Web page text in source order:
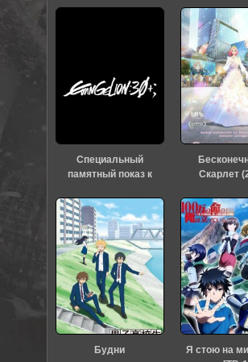
Специальный
памятный показ к
«Евангелиона» (2026)
Скарлет
Будни
Я стою на